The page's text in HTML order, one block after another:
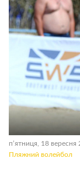
пʼятниця, 18 вересня
Пляжний волейбол